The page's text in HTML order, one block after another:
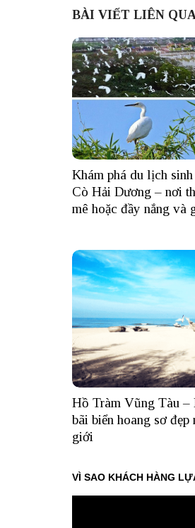
BÀI VIẾT LIÊN
Khám phá du lịch
Cò Hải Dương – nơi
mê hoặc đầy nắng và
Hồ Tràm Vũng Tàu –
bãi biển hoang sơ đẹp
giới
VÌ SAO KHÁCH HÀNG